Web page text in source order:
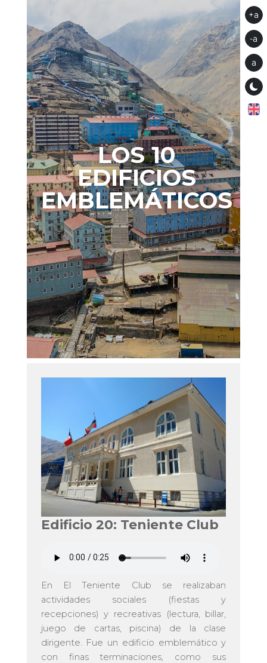
+a
-a
a
LOS 10
EDIFICIOS
EMBLEMÁTICOS
Edificio 20: Teniente Club
En El Teniente Club se realizaban
actividades sociales (fiestas y
recepciones) y recreativas (lectura, billar,
juego de cartas, piscina) de la clase
dirigente. Fue un edificio emblemático y
con finas terminaciones, como sus